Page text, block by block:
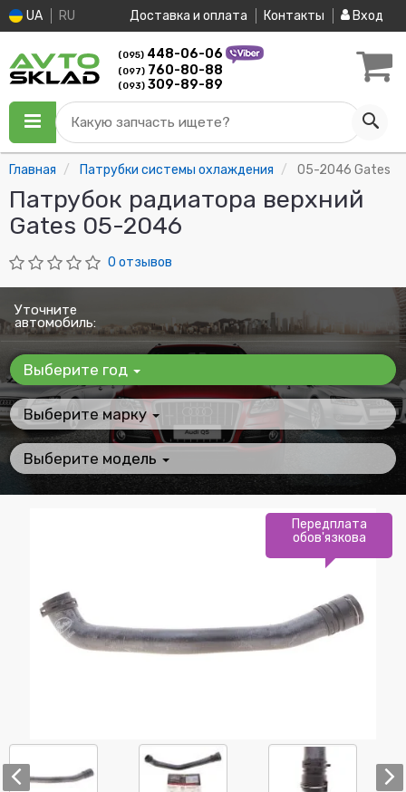
UA RU Доставка и оплата Контакты Вход
(095) 448-06-06
(097) 760-80-88
(093) 309-89-89
Какую запчасть ищете?
Главная Патрубки системы охлаждения 05-2046 Gates
Патрубок радиатора верхний
Gates 05-2046
0 отзывов
Уточните
автомобиль:
Выберите год
Выберите марку
Выберите модель
Передплата
обов'язкова